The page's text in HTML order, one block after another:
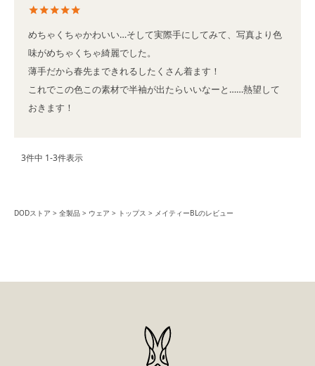
めちゃくちゃかわいい…そして実際手にしてみて、写真より色
味がめちゃくちゃ綺麗でした。
薄手だから春先まできれるしたくさん着ます！
これでこの色この素材で半袖が出たらいいなーと……熱望して
おきます！
3件中 1-3件表示
DODストア 全製品 ウェア トップス メイティーBLのレビュー